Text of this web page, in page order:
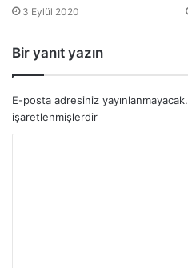
3 Eylül 2020
Bir yanıt yazın
E-posta adresiniz yayınlanmayacak.
işaretlenmişlerdir